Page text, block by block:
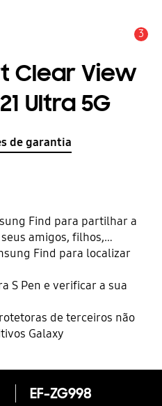
3
Clear View
Ultra 5G
de garantia
Find para partilhar a
amigos, filhos,
Find para localizar
S Pen e verificar a sua
de terceiros não
Galaxy
EF-ZG998